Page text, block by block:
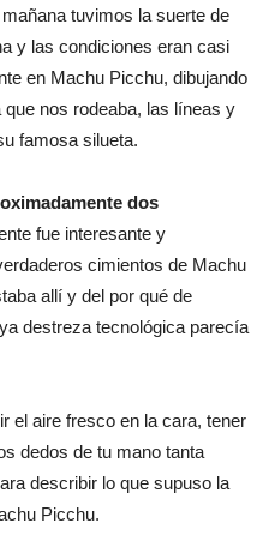
tuvimos la suerte de
y las condiciones eran casi
en Machu Picchu, dibujando
nos rodeaba, las líneas y
famosa silueta.
dos
fue interesante y
cimientos de Machu
allí y del por qué de
destreza tecnológica parecía
el aire fresco en la cara, tener
dedos de tu mano tanta
describir lo que supuso la
Picchu.